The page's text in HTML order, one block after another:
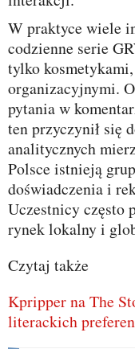
W praktyce wiele influencerek publikuje
codzienne serie
tylko
organizacyjnymi.
pytania w
ten przyczynił się
analitycznych
Polsce istnieją
doświadczenia i
Uczestnicy często
rynek lokalny i
Czytaj także
Kpripper na The StoryGraph: odkrywanie
literackich